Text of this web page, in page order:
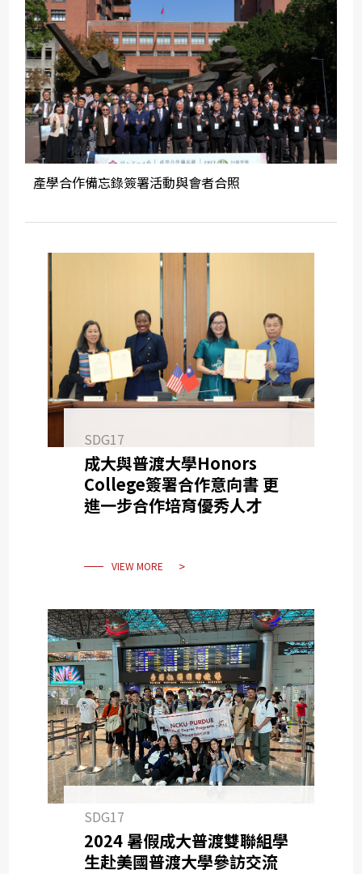
產學合作備忘錄簽署活動與會者合照
SDG17
成大與普渡大學Honors
College簽署合作意向書 更
進一步合作培育優秀人才
VIEW MORE
SDG17
2024 暑假成大普渡雙聯組學
生赴美國普渡大學參訪交流